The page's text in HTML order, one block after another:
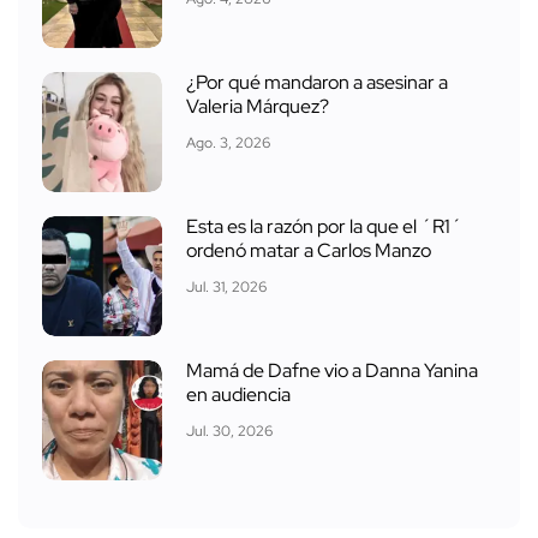
¿Por qué mandaron a asesinar a
Valeria Márquez?
Ago. 3, 2026
Esta es la razón por la que el ´R1´
ordenó matar a Carlos Manzo
Jul. 31, 2026
Mamá de Dafne vio a Danna Yanina
en audiencia
Jul. 30, 2026